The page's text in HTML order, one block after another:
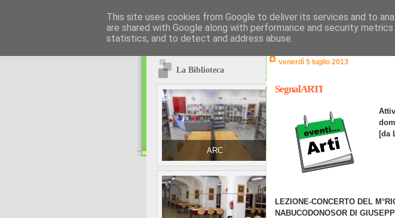
La Biblioteca
ARC
venerdì 5 luglio 2013
SegnalARTI
[da
LEZIONE-CONCERTO DEL
NABUCODONOSOR DI
This site uses cookies from Google to deliver its services and to
are shared with Google along with performance and security
statistics, and to detect and address abuse.